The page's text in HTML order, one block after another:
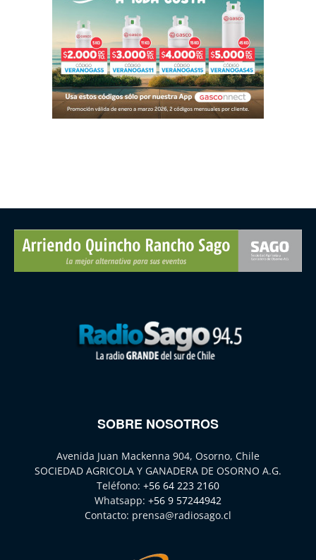
SOBRE NOSOTROS
Avenida Juan Mackenna 904, Osorno, Chile
SOCIEDAD AGRICOLA Y GANADERA DE OSORNO A.G.
Teléfono: +56 64 223 2160
Whatsapp: +56 9 57244942
Contacto: prensa@radiosago.cl